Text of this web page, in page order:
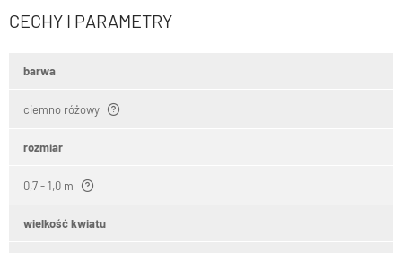
CECHY I PARAMETRY
barwa
ciemno różowy
rozmiar
0,7 - 1,0 m
wielkość kwiatu